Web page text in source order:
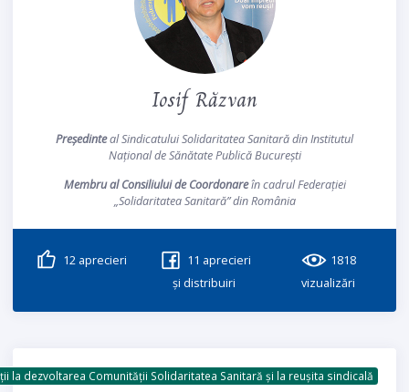
Iosif Răzvan
Președinteal Sindicatului Solidaritatea Sanitară din Institutul
Național de Sănătate Publică București
Membru al Consiliului de Coordonareîn cadrul Federației
„Solidaritatea Sanitară” din România
12aprecieri 11 aprecieri
și distribuiri
1818
vizualizări
la dezvoltarea Comunității Solidaritatea Sanitară și la reușita sindicală